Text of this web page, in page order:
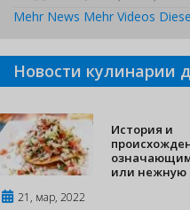
Mehr News Mehr Videos
Новости кулинарии
История и
или нежную
21, мар, 2022